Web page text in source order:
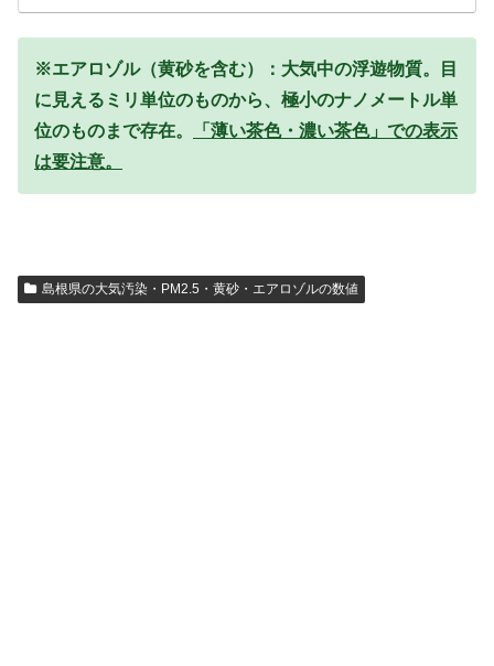
※エアロゾル（黄砂を含む）：大気中の浮遊物質。目
に見えるミリ単位のものから、極小のナノメートル単
位のものまで存在。
「薄い茶色・濃い茶色」での表示
は要注意。
島根県の大気汚染・PM2.5・黄砂・エアロゾルの数値